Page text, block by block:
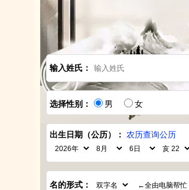
输入姓氏：
选择性别： 男 女
出生日期（公历）： 农历查询公历
名的形式：